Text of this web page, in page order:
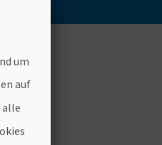
um
auf
alle